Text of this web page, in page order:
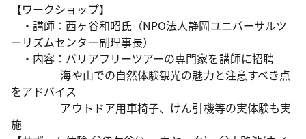
【ワークショップ】
・講師：西ヶ谷和昭氏（NPO法人静岡ユニバーサルツ
ーリズムセンター副理事長）
・内容：バリアフリーツアーの専門家を講師に招聘
海や山での自然体験観光の魅力と注意すべき点
をアドバイス
アウトドア用車椅子、けん引機等の実体験も実
施